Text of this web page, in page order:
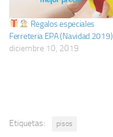
Regalos especiales
Ferreteria EPA (Navidad 2019)
diciembre 10, 2019
Etiquetas: pisos